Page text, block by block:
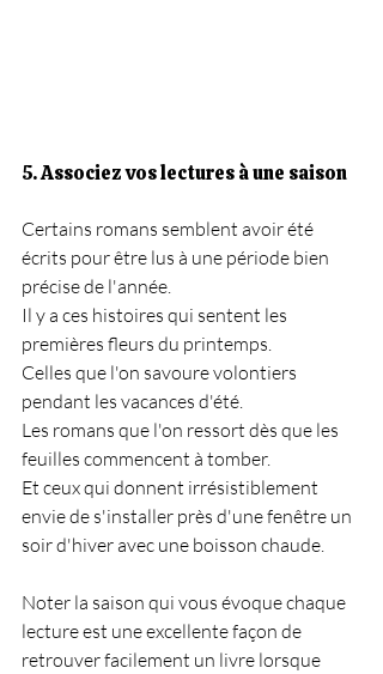
5. Associez vos lectures à une saison
Certains romans semblent avoir été
écrits pour être lus à une période bien
précise de l'année.
Il y a ces histoires qui sentent les
premières fleurs du printemps.
Celles que l'on savoure volontiers
pendant les vacances d'été.
Les romans que l'on ressort dès que les
feuilles commencent à tomber.
Et ceux qui donnent irrésistiblement
envie de s'installer près d'une fenêtre un
soir d'hiver avec une boisson chaude.
Noter la saison qui vous évoque chaque
lecture est une excellente façon de
retrouver facilement un livre lorsque